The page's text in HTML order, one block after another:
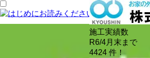
施工実績数
R6/4月末まで
4424 件！